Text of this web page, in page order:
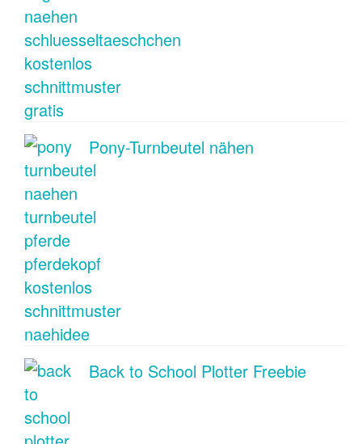
Pony-Turnbeutel nähen
Back to School Plotter Freebie